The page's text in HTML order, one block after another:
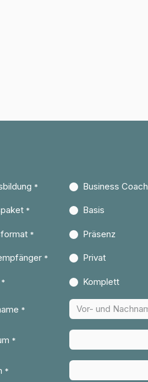
* Business Coach
* Basis
* Präsenz
* Privat
* Komplett
*
*
*